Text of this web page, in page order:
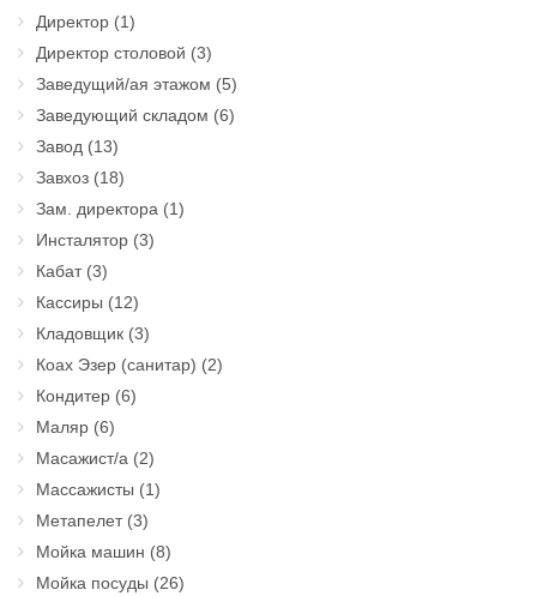
Директор (1)
Директор столовой (3)
Заведущий/ая этажом (5)
Заведующий складом (6)
Завод (13)
Завхоз (18)
Зам. директора (1)
Инсталятор (3)
Кабат(3)
Кассиры (12)
Кладовщик (3)
Коах Эзер (санитар) (2)
Кондитер (6)
Маляр (6)
Масажист/а (2)
Массажисты (1)
Метапелет(3)
Мойка машин (8)
Мойка посуды (26)